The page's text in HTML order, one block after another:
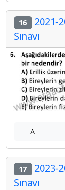
16 2021-
Sınavı
A
17 2023-
Sınavı